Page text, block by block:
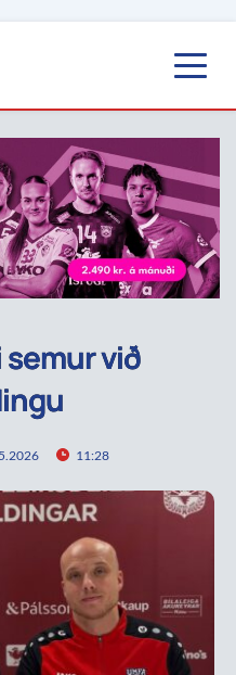
semur við
11:28